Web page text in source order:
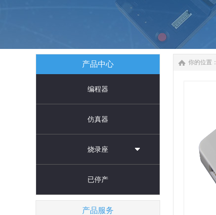
产品中心
编程器
仿真器
烧录座
已停产
产品服务
你的位置：